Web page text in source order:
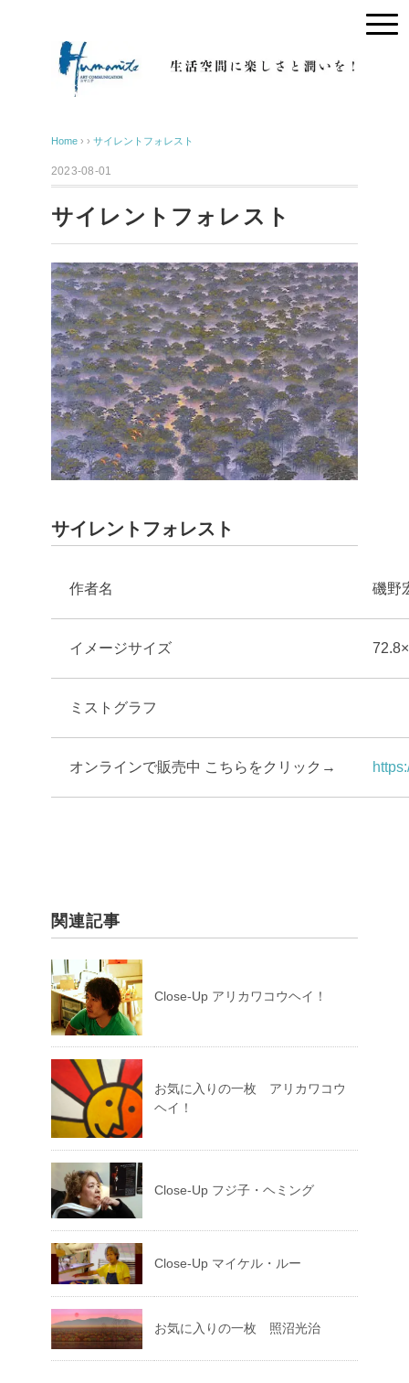
Home › › サイレントフォレスト
2023-08-01
サイレントフォレスト
サイレントフォレスト
作者名 磯野
イメージサイズ
ミストグラフ
オンラインで販売中 こちらをクリック→
関連記事
Close-Up アリカワコウヘイ！
お気に入りの一枚 アリカワコウ
ヘイ！
Close-Up フジ子・ヘミング
Close-Up マイケル・ルー
お気に入りの一枚 照沼光治